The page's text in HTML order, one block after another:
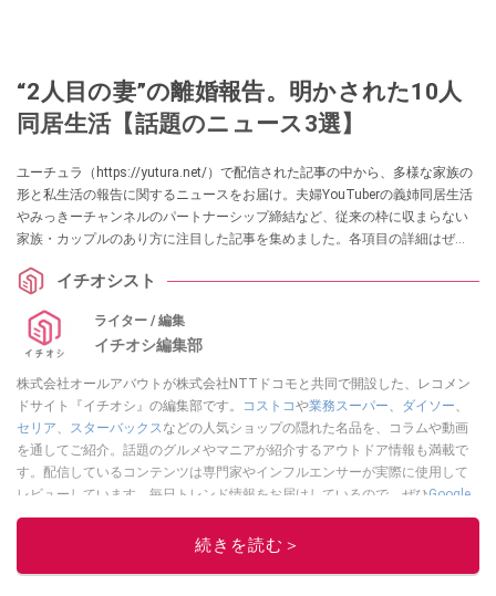
“2人目の妻”の離婚報告。明かされた10人
同居生活【話題のニュース3選】
ユーチュラ（https://yutura.net/）で配信された記事の中から、多様な家族の
形と私生活の報告に関するニュースをお届け。夫婦YouTuberの義姉同居生活
やみっきーチャンネルのパートナーシップ締結など、従来の枠に収まらない
家族・カップルのあり方に注目した記事を集めました。各項目の詳細はぜ
イチオシスト
ライター / 編集
イチオシ編集部
株式会社オールアバウトが株式会社NTTドコモと共同で開設した、レコメン
ドサイト『イチオシ』の編集部です。
コストコや業務スーパー、 ダイソー、
セリア、 スターバックスなどの人気ショップの隠れた名品を、コラムや動画
を通してご紹介。話題のグルメやマニアが紹介するアウトドア情報も満載で
す。配信しているコンテンツは専門家やインフルエンサーが実際に使用して
レビューしています。毎日トレンド情報をお届けしているので、ぜひGoogle
ニュースでフォローしてください！
このイチオシストの他の記事を読む
続きを読む＞